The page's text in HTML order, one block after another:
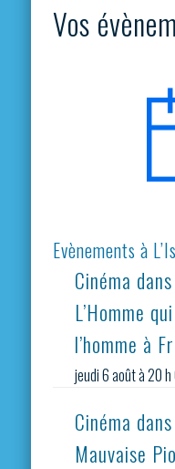
Vos
Evènements à
Cinéma
L’Homme
l’homme à
jeudi 6 août à 20
Cinéma
Mauvaise